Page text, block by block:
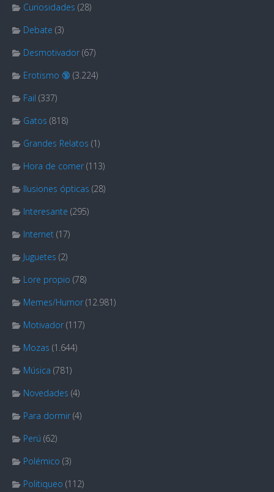
Curiosidades (28)
Debate (3)
Desmotivador (67)
Erotismo 🔞 (3.224)
Fail (337)
Gatos (818)
Grandes Relatos (1)
Hora de comer (113)
Ilusiones ópticas (28)
Interesante (295)
Internet (17)
Juguetes (2)
Lore propio (78)
Memes/Humor (12.981)
Motivador (117)
Mozas (1.644)
Música (781)
Novedades (4)
Para dormir (4)
Perú (62)
Polémico (3)
Politiqueo (112)